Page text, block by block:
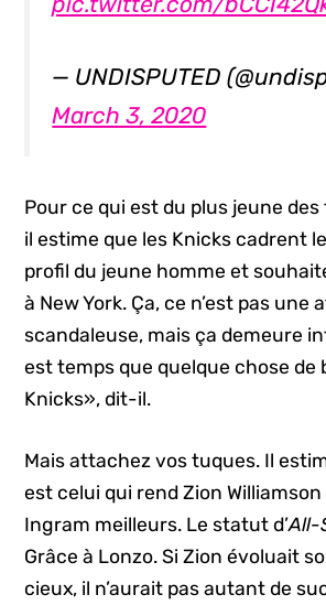
— UNDISPUTED
March 3, 2020
Pour ce qui est du plus jeune des
il estime que les Knicks cadrent
profil du jeune homme et
à New York. Ça, ce n’est pas une
scandaleuse, mais ça demeure
est temps que quelque chose de
Knicks», dit-il.
Mais attachez vos tuques. Il
est celui qui rend Zion
Ingram meilleurs. Le statut d’
Grâce à Lonzo. Si Zion évoluait
cieux, il n’aurait pas autant de